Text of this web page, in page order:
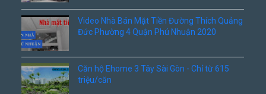
Video Nhà Bán Mặt Tiền Đường Thích Quảng
Đức Phường 4 Quận Phú Nhuận 2020
Căn hộ Ehome 3 Tây Sài Gòn - Chỉ từ 615
triệu/căn